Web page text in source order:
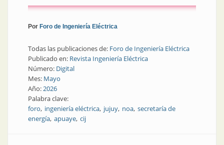
Por Foro de Ingeniería Eléctrica
Todas las publicaciones de: Foro de Ingeniería Eléctrica
Publicado en: Revista Ingeniería Eléctrica
Número: Digital
Mes: Mayo
Año:2026
Palabra clave:
foro ingeniería eléctrica jujuy noa secretaría de
energía apuaye cij